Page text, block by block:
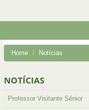
Home Notícias
NOTÍCIAS
Professor Visitante Sênior